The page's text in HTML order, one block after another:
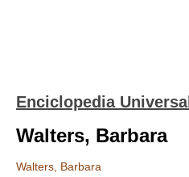
Enciclopedia Universal
Walters, Barbara
Walters, Barbara